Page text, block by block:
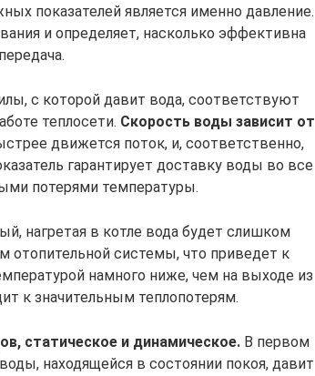
показателей является именно давление.
и определяет, насколько эффективна
с которой давит вода, соответствуют
теплосети. Скорость воды зависит от
движется поток, и, соответственно,
гарантирует доставку воды во все
потерями температуры.
нагретая в котле вода будет слишком
отопительной системы, что приведет к
намного ниже, чем на выходе из
к значительным теплопотерям.
статическое и динамическое. В первом
находящейся в состоянии покоя, давит